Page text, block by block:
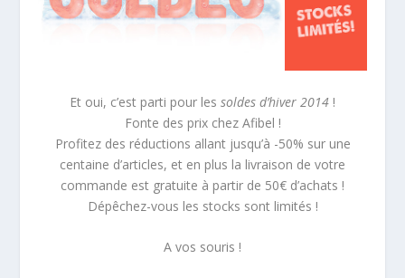
Et oui, c’est parti pour les soldes d’hiver 2014 !
Fonte des prix chez Afibel !
Profitez des réductions allant jusqu’à -50% sur une
centaine d’articles, et en plus la livraison de votre
commande est gratuite à partir de 50€ d’achats !
Dépêchez-vous les stocks sont limités !
A vos souris !